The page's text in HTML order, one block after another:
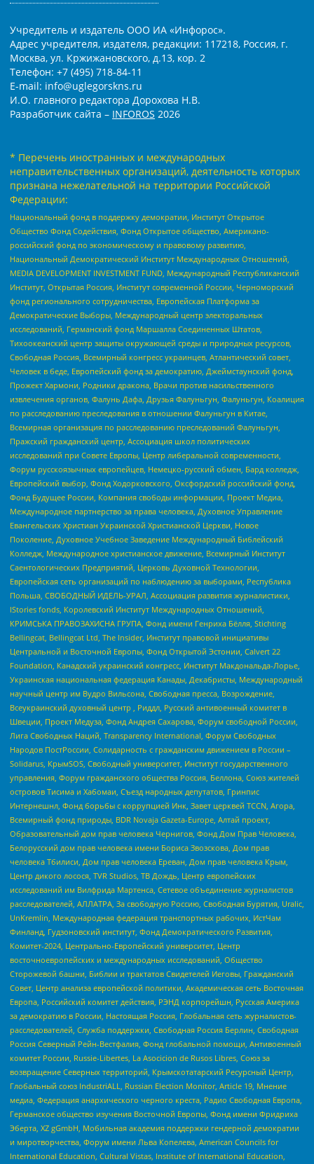
Учредитель и издатель ООО ИА «Инфорос».
Адрес учредителя, издателя, редакции: 117218, Россия, г.
Москва, ул. Кржижановского, д.13, кор. 2
Телефон: +7 (495) 718-84-11
E-mail: info@uglegorskns.ru
И.О. главного редактора Дорохова Н.В.
Разработчик сайта – INFOROS 2026
* Перечень иностранных и международных
неправительственных организаций, деятельность которых
признана нежелательной на территории Российской
Федерации:
Национальный фонд в поддержку демократии, Институт Открытое
Общество Фонд Содействия, Фонд Открытое общество, Американо-
российский фонд по экономическому и правовому развитию,
Национальный Демократический Институт Международных Отношений,
MEDIA DEVELOPMENT INVESTMENT FUND, Международный Республиканский
Институт, Открытая Россия, Институт современной России, Черноморский
фонд регионального сотрудничества, Европейская Платформа за
Демократические Выборы, Международный центр электоральных
исследований, Германский фонд Маршалла Соединенных Штатов,
Тихоокеанский центр защиты окружающей среды и природных ресурсов,
Свободная Россия, Всемирный конгресс украинцев, Атлантический совет,
Человек в беде, Европейский фонд за демократию, Джеймстаунский фонд,
Прожект Хармони, Родники дракона, Врачи против насильственного
извлечения органов, Фалунь Дафа, Друзья Фалуньгун, Фалуньгун, Коалиция
по расследованию преследования в отношении Фалуньгун в Китае,
Всемирная организация по расследованию преследований Фалуньгун,
Пражский гражданский центр, Ассоциация школ политических
исследований при Совете Европы, Центр либеральной современности,
Форум русскоязычных европейцев, Немецко-русский обмен, Бард колледж,
Европейский выбор, Фонд Ходорковского, Оксфордский российский фонд,
Фонд Будущее России, Компания свободы информации, Проект Медиа,
Международное партнерство за права человека, Духовное Управление
Евангельских Христиан Украинской Христианской Церкви, Новое
Поколение, Духовное Учебное Заведение Международный Библейский
Колледж, Международное христианское движение, Всемирный Институт
Саентологических Предприятий, Церковь Духовной Технологии,
Европейская сеть организаций по наблюдению за выборами, Республика
Польша, СВОБОДНЫЙ ИДЕЛЬ-УРАЛ, Ассоциация развития журналистики,
IStories fonds, Королевский Институт Международных Отношений,
КРИМСЬКА ПРАВОЗАХИСНА ГРУПА, Фонд имени Генриха Бёлля, Stichting
Bellingcat, Bellingcat Ltd, The Insider, Институт правовой инициативы
Центральной и Восточной Европы, Фонд Открытой Эстонии, Calvert 22
Foundation, Канадский украинский конгресс, Институт Макдональда-Лорье,
Украинская национальная федерация Канады, Декабристы, Международный
научный центр им Вудро Вильсона, Свободная пресса, Возрождение,
Всеукраинский духовный центр , Риддл, Русский антивоенный комитет в
Швеции, Проект Медуза, Фонд Андрея Сахарова, Форум свободной России,
Лига Свободных Наций, Transparеncy International, Форум Свободных
Народов ПостРоссии, Солидарность с гражданским движением в России –
Solidarus, КрымSOS, Свободный университет, Институт государственного
управления, Форум гражданского общества Россия, Беллона, Союз жителей
островов Тисима и Хабомаи, Съезд народных депутатов, Гринпис
Интернешнл, Фонд борьбы с коррупцией Инк, Завет церквей TCCN, Агора,
Всемирный фонд природы, BDR Novaja Gazeta-Europe, Алтай проект,
Образовательный дом прав человека Чернигов, Фонд Дом Прав Человека,
Белорусский дом прав человека имени Бориса Звозскова, Дом прав
человека Тбилиси, Дом прав человека Ереван, Дом прав человека Крым,
Центр дикого лосося, TVR Studios, ТВ Дождь, Центр европейских
исследований им Вилфрида Мартенса, Сетевое объединение журналистов
расследователей, АЛЛАТРА, За свободную Россию, Свободная Бурятия, Uralic,
UnKremlin, Международная федерация транспортных рабочих, ИстЧам
Финланд, Гудзоновский институт, Фонд Демократического Развития,
Комитет-2024, Центрально-Европейский университет, Центр
восточноевропейских и международных исследований, Общество
Сторожевой башни, Библии и трактатов Свидетелей Иеговы, Гражданский
Совет, Центр анализа европейской политики, Академическая сеть Восточная
Европа, Российский комитет действия, РЭНД корпорейшн, Русская Америка
за демократию в России, Настоящая Россия, Глобальная сеть журналистов-
расследователей, Служба поддержки, Свободная Россия Берлин, Свободная
Россия Северный Рейн-Вестфалия, Фонд глобальной помощи, Антивоенный
комитет России, Russie-Libertes, La Asocicion de Rusos Libres, Союз за
возвращение Северных территорий, Крымскотатарский Ресурсный Центр,
Глобальный союз IndustriALL, Russian Election Monitor, Article 19, Мнение
медиа, Федерация анархического черного креста, Радио Свободная Европа,
Германское общество изучения Восточной Европы, Фонд имени Фридриха
Эберта, XZ gGmbH, Мобильная академия поддержки гендерной демократии
и миротворчества, Форум имени Льва Копелева, American Councils for
International Education, Cultural Vistas, Institute of International Education,